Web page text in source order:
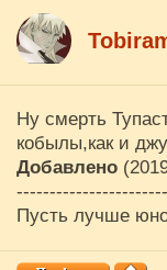
Ну смерть
кобылы,как и
Добавлено
Пусть лучше